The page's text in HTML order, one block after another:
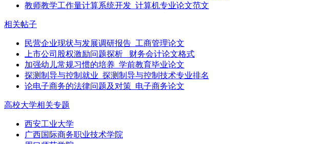
教师教学工作量计算系统开发_计算机专业论文范文
相关帖子
民营企业现状与发展调研报告_工商管理论文
上市公司股权激励问题探析 _财务会计论文格式
加强幼儿常规习惯的培养_学前教育毕业论文
探测制导与控制就业_探测制导与控制技术专业排名
论电子商务的法律问题及对策_电子商务论文
高校大学相关专题
西安工业大学
广西国际商务职业技术学院